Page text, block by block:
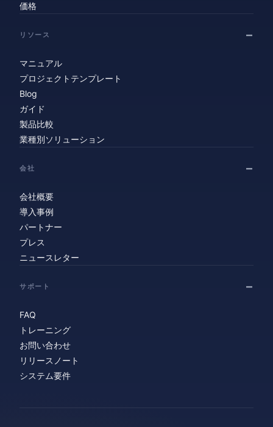
価格
リソース
マニュアル
プロジェクトテンプレート
Blog
ガイド
製品比較
業種別ソリューション
会社
会社概要
導入事例
パートナー
プレス
ニュースレター
サポート
FAQ
トレーニング
お問い合わせ
リリースノート
システム要件